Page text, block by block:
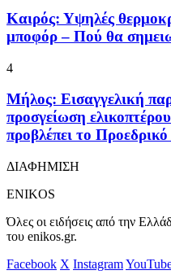
Καιρός: Υψηλές
μποφόρ – Πού θα
4
Μήλος: Εισαγγελική
προσγείωση
προβλέπει το
ΔΙΑΦΗΜΙΣΗ
ENIKOS
Όλες οι ειδήσεις από την
του enikos.gr.
Facebook X Instagram